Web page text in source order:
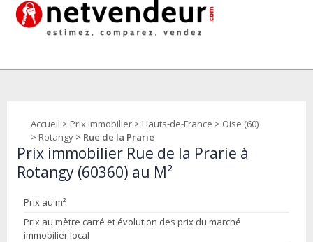
Accueil > Prix immobilier > Hauts-de-France > Oise (60)
> Rotangy > Rue de la Prarie
Prix immobilier Rue de la Prarie à
Rotangy (60360) au M²
Prix au m²
Prix au mètre carré et évolution des prix du marché
immobilier local